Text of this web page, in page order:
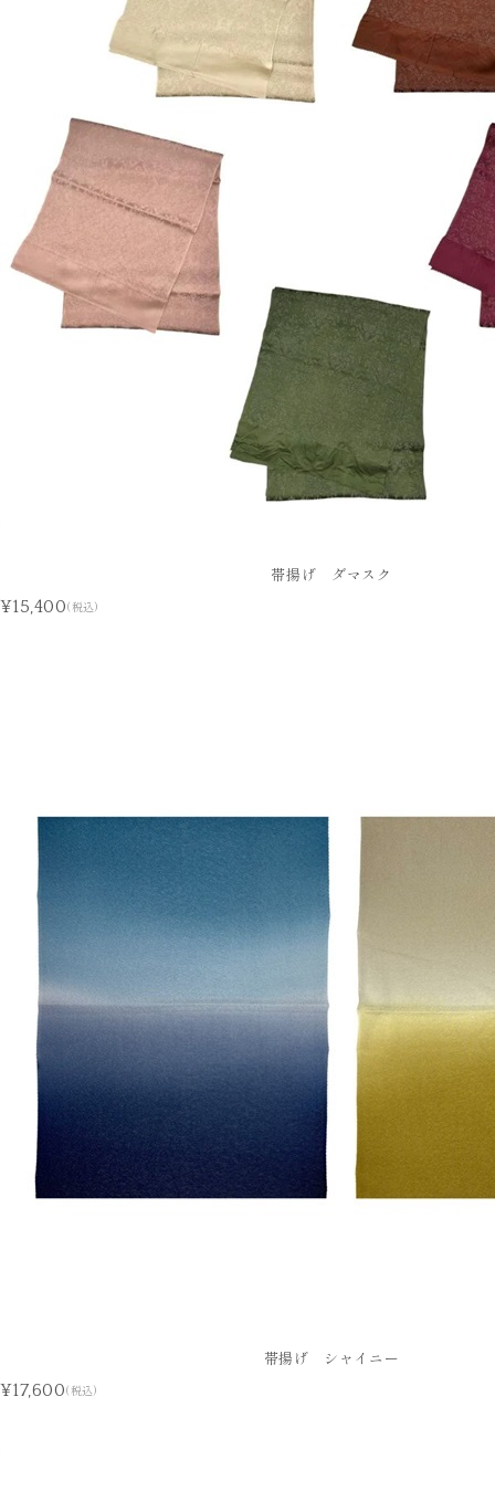
帯揚げ ダマスク
¥15,400(税込)
帯揚げ シャイニー
¥17,600(税込)